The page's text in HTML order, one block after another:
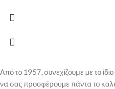
Από το 1957, συνεχίζουμε με το
να σας προσφέρουμε πάντα το